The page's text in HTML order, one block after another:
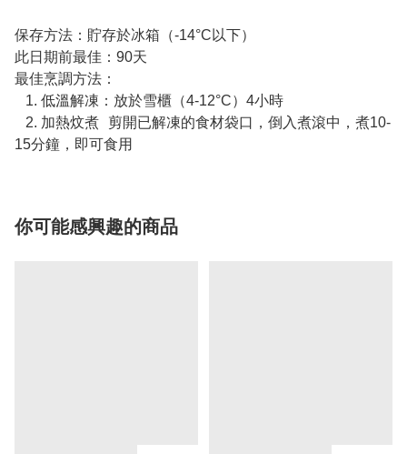
保存方法：貯存於冰箱（-14°C以下）
此日期前最佳：90天
最佳烹調方法：
1. 低溫解凍：放於雪櫃（4-12°C）4小時
2. 加熱炆煮 剪開已解凍的食材袋口，倒入煮滾中，煮10-
15分鐘，即可食用
你可能感興趣的商品